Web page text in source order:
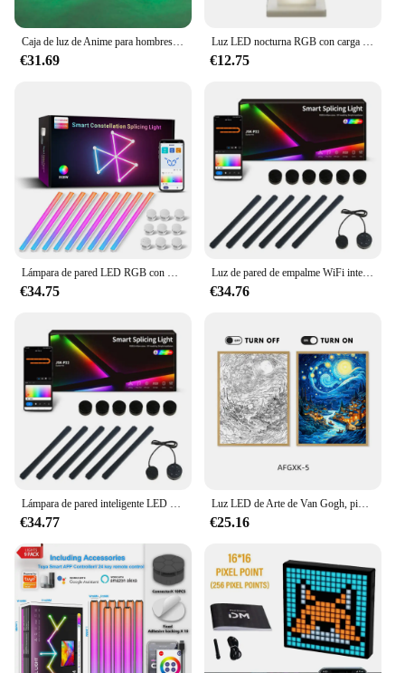
Caja de luz de Anime para hombres, decoraciones de sala de juegos, tallado de papel de Manga, lámpara de mesa de escritorio, figuras de Anime, Ulquiorra Cifer, cara y ojo
€31.69
Luz LED nocturna RGB con carga inalámbrica de 15W, luz de noche USB, Interruptor táctil, lámpara de escritorio, luces de ambiente, formas, decoración variable
€12.75
Lámpara de pared LED RGB con WIFI inteligente, luz nocturna, música, ritmo, retroiluminación de TV, decoración de juegos de dormitorio, aplicación DIY, ambiente de empalme gratis
€34.75
Luz de pared de empalme WiFi inteligente RGBIC, ambiente decorativo DIY, luz LED nocturna regulable para sala de juegos, dormitorio, decoración de TV
€34.76
Lámpara de pared inteligente LED con WIFI, barra de luz RGBIC, luz nocturna para ambiente, aplicación de música, ritmo, TV, retroiluminación para dormitorio, decoración para sala de juegos
€34.77
Luz LED de Arte de Van Gogh, pintura de Anime, decoración de habitación, luz de humor de carga inalámbrica, Lámpara USB, decoración de pared, luz nocturna, regalo para el hogar
€25.16